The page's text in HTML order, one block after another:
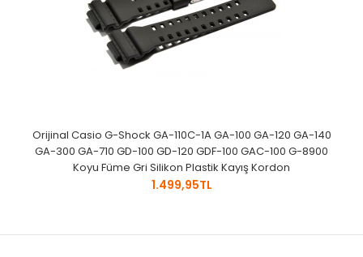
Orijinal Casio G-Shock GA-110C-1A GA-100 GA-120 GA-140
GA-300 GA-710 GD-100 GD-120 GDF-100 GAC-100 G-8900
Koyu Füme Gri Silikon Plastik Kayış Kordon
1.499,95TL